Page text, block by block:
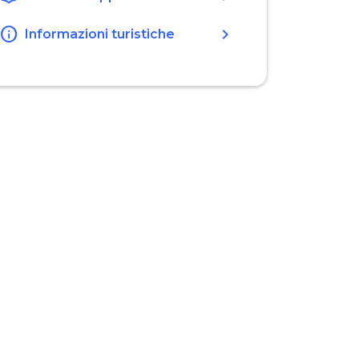
info Informazioni turistiche chevron_right